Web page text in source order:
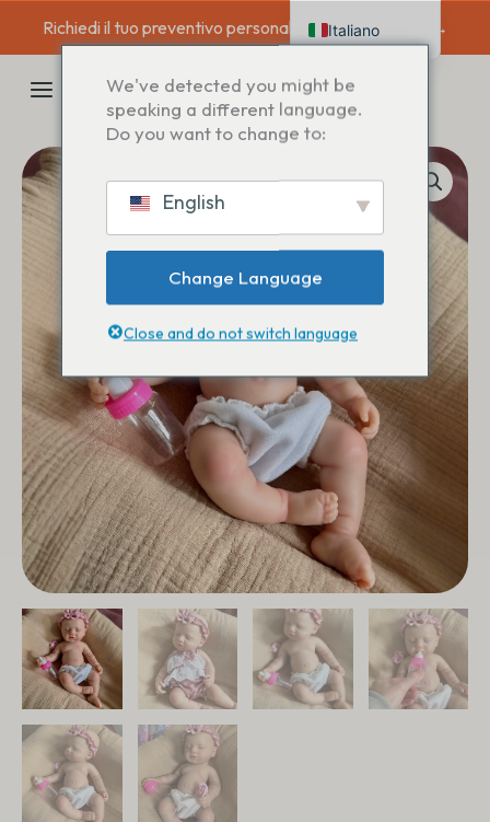
contenuto
Richiedi il tuo preventivo personalizzato oggi stesso →
PRINCIPALE
We've detected you might be
speaking a different language.
Do you want to change to:
English
Change Language
Close and do not switch language
Italiano
Deutsch
Nederlands